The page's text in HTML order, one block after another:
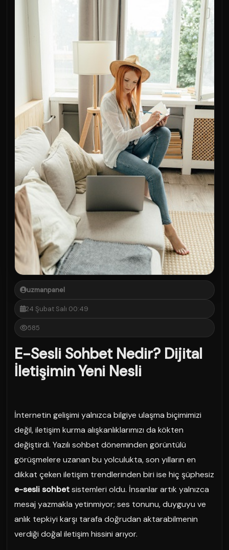
uzmanpanel
24 Şubat Salı 00:49
585
E-Sesli Sohbet Nedir? Dijital
İletişimin Yeni Nesli
İnternetin gelişimi yalnızca bilgiye ulaşma biçimimizi
değil, iletişim kurma alışkanlıklarımızı da kökten
değiştirdi. Yazılı sohbet döneminden görüntülü
görüşmelere uzanan bu yolculukta, son yılların en
dikkat çeken iletişim trendlerinden biri ise hiç şüphesiz
e-sesli sohbetsistemleri oldu. İnsanlar artık yalnızca
mesaj yazmakla yetinmiyor; ses tonunu, duyguyu ve
anlık tepkiyi karşı tarafa doğrudan aktarabilmenin
verdiği doğal iletişim hissini arıyor.